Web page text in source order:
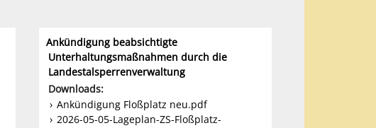
Ankündigung beabsichtigte
Unterhaltungsmaßnahmen durch die
Landestalsperrenverwaltung
Downloads:
Ankündigung Floßplatz neu.pdf
2026-05-05-Lageplan-ZS-Floßplatz-